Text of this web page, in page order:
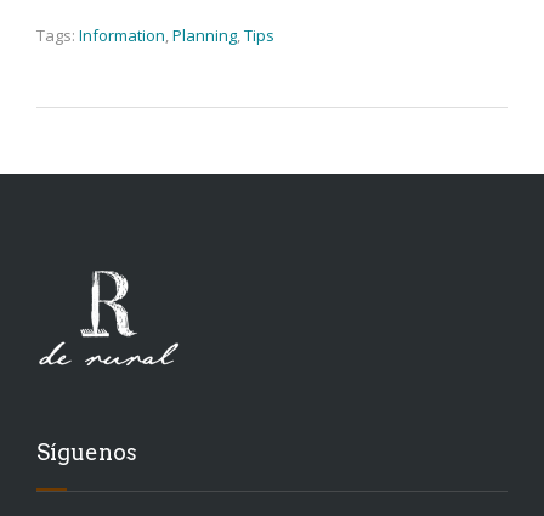
Tags: Information,Planning,Tips
Síguenos